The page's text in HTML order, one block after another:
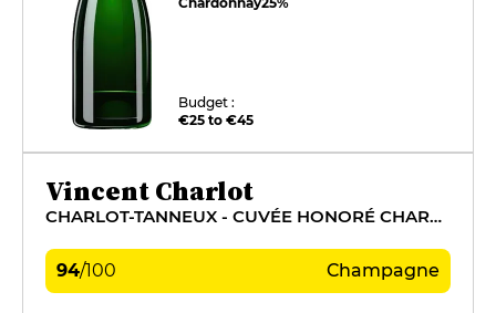
Budget :
€25 to €45
Vincent Charlot
CHARLOT-TANNEUX - CUVÉE HONORÉ CHARLOT
94/100 Champagne